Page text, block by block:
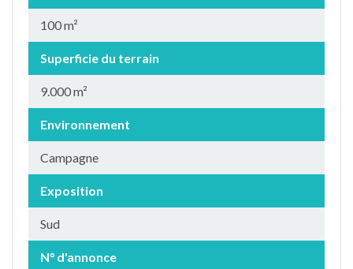
100 m²
Superficie du terrain
9.000 m²
Environnement
Campagne
Exposition
Sud
N° d'annonce